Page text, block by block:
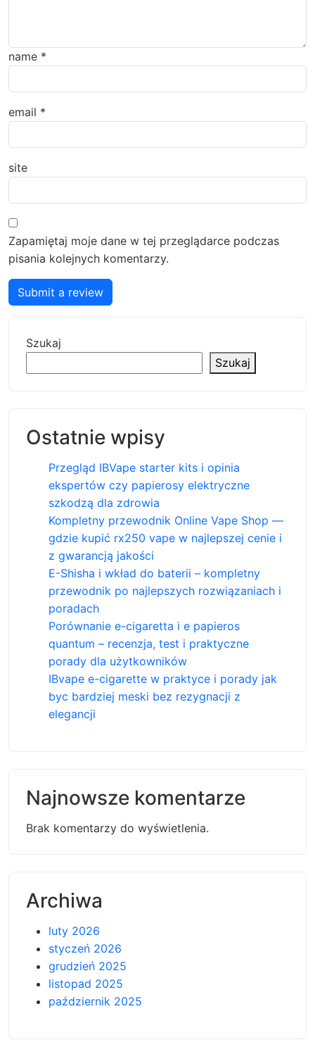
name *
email *
site
Zapamiętaj moje dane w tej przeglądarce podczas
pisania kolejnych komentarzy.
Submit a review
Szukaj
Szukaj
Ostatnie wpisy
Przegląd IBVape starter kits i opinia
ekspertów czy papierosy elektryczne
szkodzą dla zdrowia
Kompletny przewodnik Online Vape Shop —
gdzie kupić rx250 vape w najlepszej cenie i
z gwarancją jakości
E-Shisha i wkład do baterii – kompletny
przewodnik po najlepszych rozwiązaniach i
poradach
Porównanie e-cigaretta i e papieros
quantum – recenzja, test i praktyczne
porady dla użytkowników
IBvape e-cigarette w praktyce i porady jak
byc bardziej meski bez rezygnacji z
elegancji
Najnowsze komentarze
Brak komentarzy do wyświetlenia.
Archiwa
luty 2026
styczeń 2026
grudzień 2025
listopad 2025
październik 2025